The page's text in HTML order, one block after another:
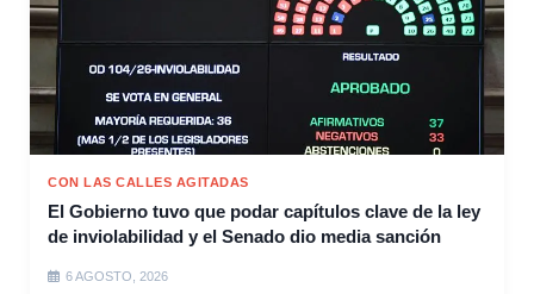
CON LAS CALLES AGITADAS
El Gobierno tuvo que podar capítulos clave de la ley
de inviolabilidad y el Senado dio media sanción
6 AGOSTO, 2026